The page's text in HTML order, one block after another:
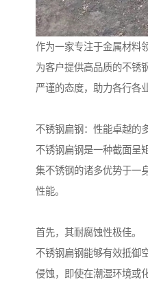
作为一家专注于金属材料
为客户提供高品质的不锈
严谨的态度，助力各行各
不锈钢扁钢：性能卓越的
不锈钢扁钢是一种截面呈
集不锈钢的诸多优势于一
性能。
首先，其耐腐蚀性极佳。
不锈钢扁钢能够有效抵御
侵蚀，即使在潮湿环境或